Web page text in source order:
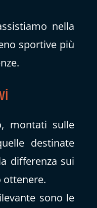
nella
sportive più
montati sulle
destinate
differenza sui
ottenere.
sono le